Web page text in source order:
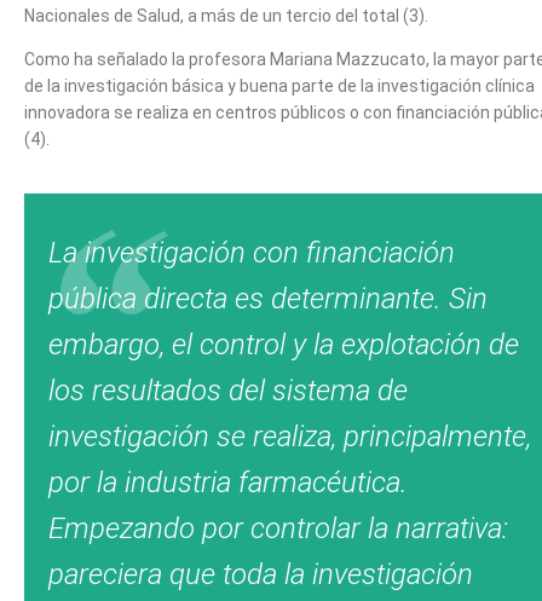
Nacionales de Salud, a más de un tercio del total (3).
Como ha señalado la profesora Mariana Mazzucato, la mayor
de la investigación básica y buena parte de la investigación clínica
innovadora se realiza en centros públicos o con financiación
(4).
La investigación con financiación
pública directa es determinante. Sin
embargo, el control y la explotación de
los resultados del sistema de
investigación se realiza, principalmente,
por la industria farmacéutica.
Empezando por controlar la narrativa:
pareciera que toda la investigación